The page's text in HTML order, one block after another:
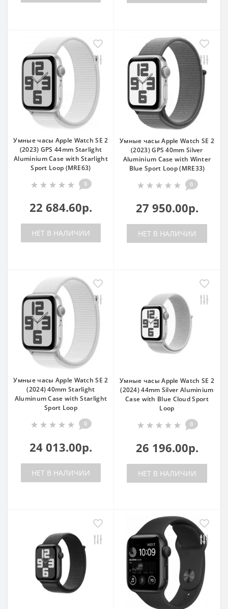
Умные часы Apple Watch SE 2
(2023) GPS 44mm Starlight
Aluminium Case with Starlight
Sport Loop (MRE63)
0
22 684.60р.
НЕТ В НАЛИЧИИ
Умные часы Apple Watch SE 2
(2023) GPS 40mm Silver
Aluminium Case with Winter
Blue Sport Loop (MRE33)
0
27 950.00р.
НЕТ В НАЛИЧИИ
Умные часы Apple Watch SE 2
(2024) 40mm Starlight
Aluminum Case with Starlight
Sport Loop
0
24 013.00р.
НЕТ В НАЛИЧИИ
Умные часы Apple Watch SE 2
(2024) 44mm Silver Aluminium
Case with Blue Cloud Sport
Loop
0
26 196.00р.
НЕТ В НАЛИЧИИ